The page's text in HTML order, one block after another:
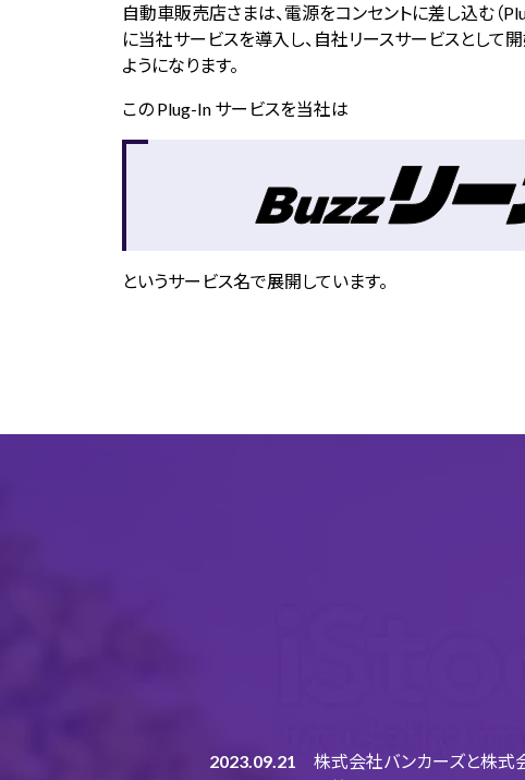
自動車販売店さまは、電源をコンセントに差し込む（
に当社サービスを導入し、自社リースサービスとして
ようになります。
この Plug-In サービスを当社は
というサービス名で展開しています。
2023.09.21
株式会社バンカーズと株式